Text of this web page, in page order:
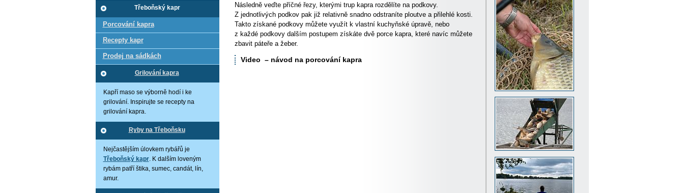
Následně veďte příčné řezy, kterými trup kapra rozdělíte na podkovy.
Z jednotlivých podkov pak již relativně snadno odstraníte ploutve a přilehlé kosti.
Takto získané podkovy můžete využít k vlastní kuchyňské úpravě, nebo
z každé podkovy dalším postupem získáte dvě porce kapra, které navíc můžete
zbavit páteře a žeber.
Video – návod na porcování kapra
Třeboňský kapr
Porcování kapra
Recepty kapr
Prodej na sádkách
Grilování kapra
Kapří maso se výborně hodí i ke
grilování. Inspirujte se recepty na
grilování kapra.
Ryby na Třeboňsku
Nejčastějším úlovkem rybářů je
Třeboňský kapr. K dalším loveným
rybám patří štika, sumec, candát, lín,
amur.